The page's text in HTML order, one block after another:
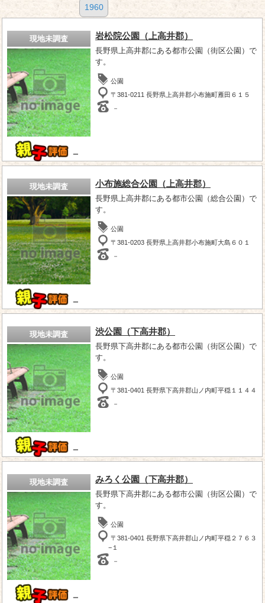
1960
現地未調査
－
岩松院公園（上高井郡）
長野県上高井郡にある都市公園（街区公園）で
す。
公園
〒381-0211 長野県上高井郡小布施町雁田６１５
－
現地未調査
－
小布施総合公園（上高井郡）
長野県上高井郡にある都市公園（総合公園）で
す。
公園
〒381-0203 長野県上高井郡小布施町大島６０１
－
現地未調査
－
渋公園（下高井郡）
長野県下高井郡にある都市公園（街区公園）で
す。
公園
〒381-0401 長野県下高井郡山ノ内町平穏１１４４
－
現地未調査
－
みろく公園（下高井郡）
長野県下高井郡にある都市公園（街区公園）で
す。
公園
〒381-0401 長野県下高井郡山ノ内町平穏２７６３
−１
－